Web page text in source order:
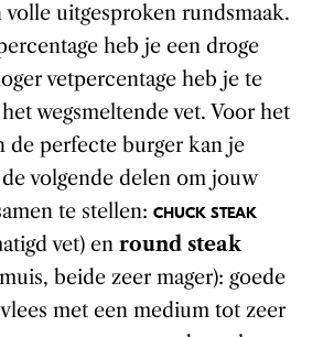
volle uitgesproken rundsmaak.
heb je een droge
vetpercentage heb je te
wegsmeltende vet. Voor het
de perfecte burger kan je
volgende delen om jouw
te stellen: CHUCK STEAK
vet) en round steak
beide zeer mager): goede
met een medium tot zeer